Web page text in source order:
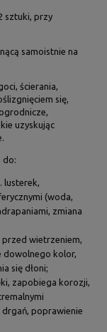
sztuki, przy
samoistnie na
ścierania,
się,
uzyskując
do:
(woda,
zmiana
wietrzeniem,
dowolnego kolor,
się dłoni;
zapobiega korozji,
poprawienie